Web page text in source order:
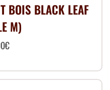
BOIS BLACK LEAF
M)
€